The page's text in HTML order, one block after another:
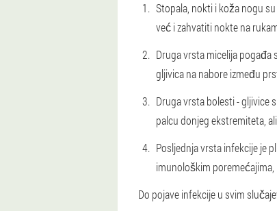
Stopala, nokti i koža nogu
već i zahvatiti nokte na
Druga vrsta micelija pogađa
gljivica na nabore između
Druga vrsta bolesti - gljivice
palcu donjeg ekstremiteta,
Posljednja vrsta infekcije je
imunološkim poremećajima,
Do pojave infekcije u svim